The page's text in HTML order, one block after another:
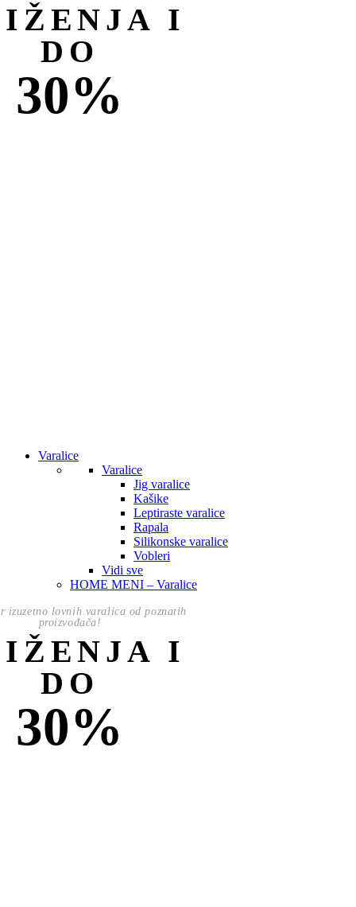
I
DO
30%
Varalice
Varalice
Jig varalice
Kašike
Leptiraste varalice
Rapala
Silikonske varalice
Vobleri
Vidi sve
HOME MENI – Varalice
izuzetno lovnih varalica od poznatih
proizvođača!
I
DO
30%